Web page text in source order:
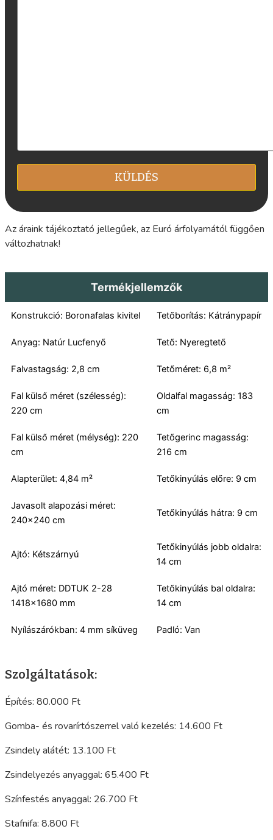
Az áraink tájékoztató jellegűek, az Euró árfolyamától függően
változhatnak!
Termékjellemzők
Konstrukció: Boronafalas kivitel Tetőborítás: Kátránypapír
Anyag: Natúr Lucfenyő Tető: Nyeregtető
Falvastagság: 2,8 cm Tetőméret: 6,8 m²
Fal külső méret (szélesség):
220 cm
Oldalfal magasság: 183
cm
Fal külső méret (mélység): 220
cm
Tetőgerinc magasság:
216 cm
Alapterület: 4,84 m² Tetőkinyúlás előre: 9 cm
Javasolt alapozási méret:
240×240 cm
Tetőkinyúlás hátra: 9 cm
Ajtó: Kétszárnyú
Tetőkinyúlás jobb oldalra:
14 cm
Ajtó méret: DDTUK 2-28
1418×1680 mm
Tetőkinyúlás bal oldalra:
14 cm
Nyílászárókban: 4 mm síküveg Padló: Van
Szolgáltatások:
Építés: 80.000 Ft
Gomba- és rovarírtószerrel való kezelés: 14.600 Ft
Zsindely alátét: 13.100 Ft
Zsindelyezés anyaggal: 65.400 Ft
Színfestés anyaggal: 26.700 Ft
Stafnifa: 8.800 Ft